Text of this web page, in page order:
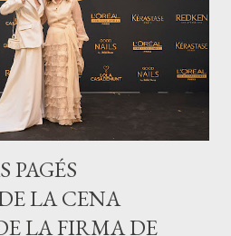
PAGÉS
LA CENA
LA FIRMA DE